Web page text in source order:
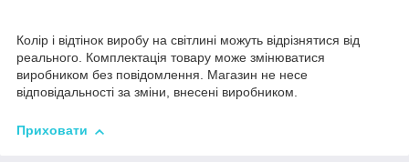
Колір і відтінок виробу на світлині можуть відрізнятися від
реального. Комплектація товару може змінюватися
виробником без повідомлення. Магазин не несе
відповідальності за зміни, внесені виробником.
Приховати